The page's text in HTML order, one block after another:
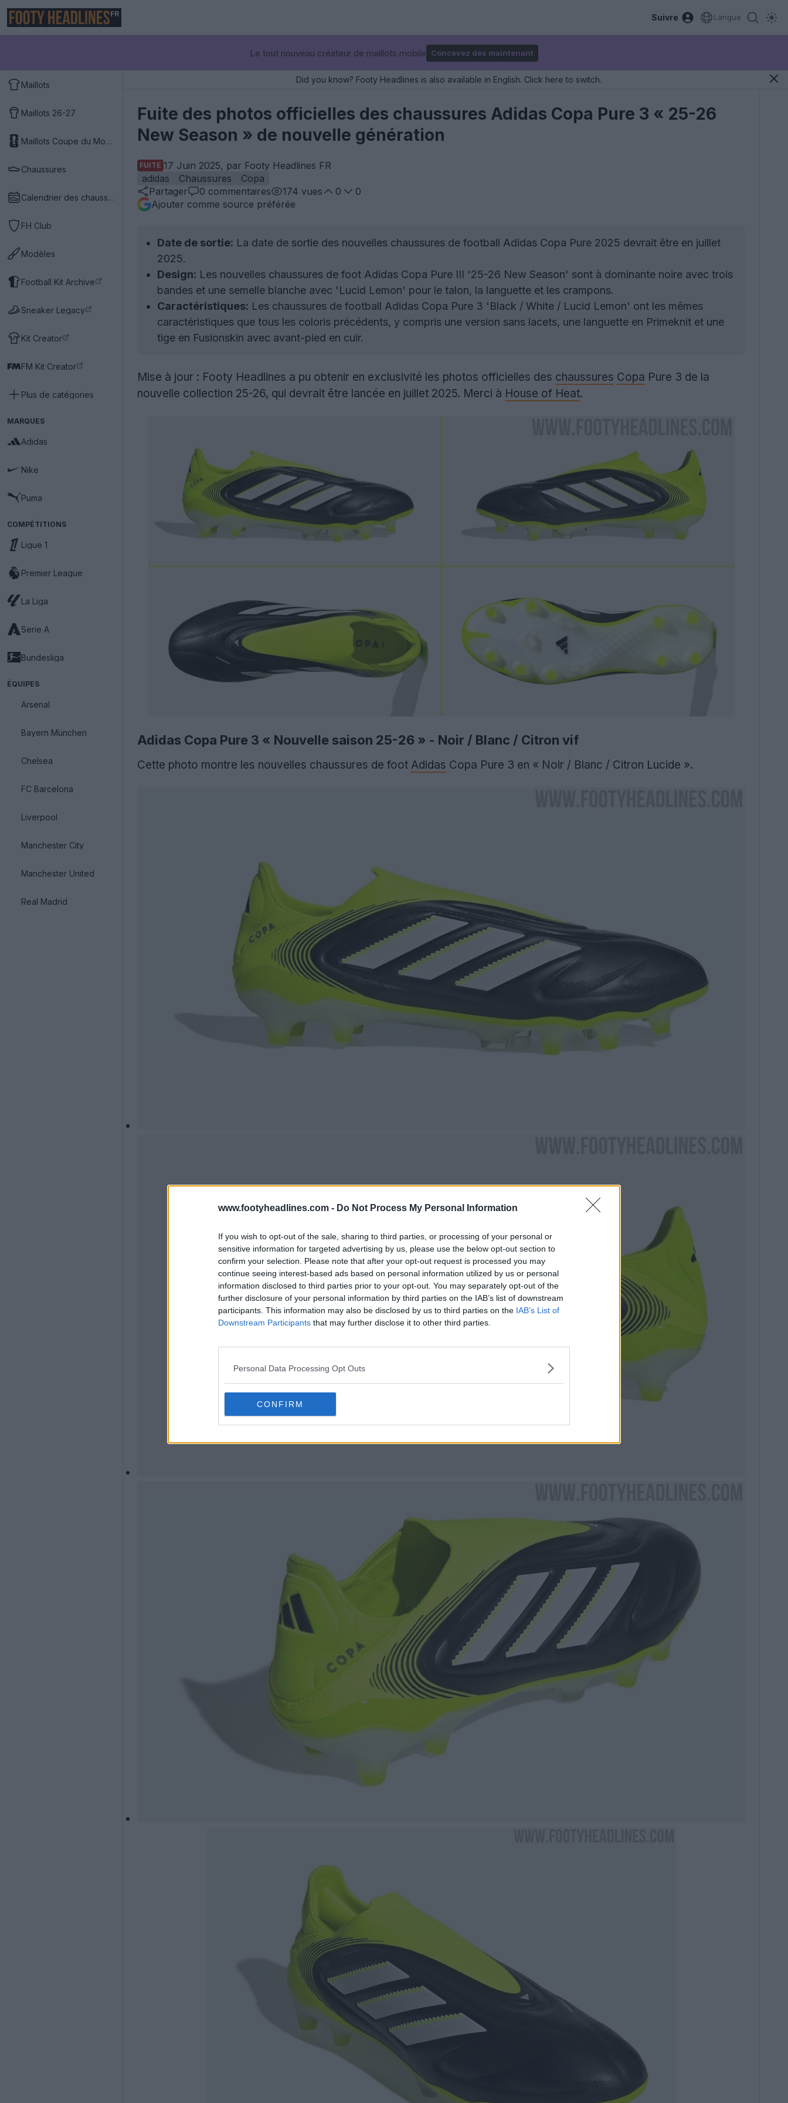
www.footyheadlines.com - Do Not Process My Personal Information
If you wish to opt-out of the sale, sharing to third parties, or processing of your personal or
sensitive information for targeted advertising by us, please use the below opt-out section to
confirm your selection. Please note that after your opt-out request is processed you may
continue seeing interest-based ads based on personal information utilized by us or personal
information disclosed to third parties prior to your opt-out. You may separately opt-out of the
further disclosure of your personal information by third parties on the IAB’s list of downstream
participants. This information may also be disclosed by us to third parties on the IAB’s List of
Downstream Participants that may further disclose it to other third parties.
Personal Data Processing Opt Outs
CONFIRM
FR Suivre Langue
Le tout nouveau créateur de maillots mobile Concevez dès maintenant
Maillots
Maillots 26-27
Maillots Coupe du Monde 2026
Chaussures
Calendrier des chaussures
FH Club
Modèles
Football Kit Archive
Sneaker Legacy
Kit Creator
FM Kit Creator
Plus de catégories
MARQUES
Adidas
Nike
Puma
COMPÉTITIONS
Ligue 1
Premier League
La Liga
Serie A
Bundesliga
ÉQUIPES
Arsenal
Bayern München
Chelsea
FC Barcelona
Liverpool
Manchester City
Manchester United
Real Madrid
Did you know? Footy Headlines is also available in English. Click here to switch.
Fuite des photos officielles des chaussures Adidas Copa Pure 3 « 25-26
New Season » de nouvelle génération
FUITE 17 Juin 2025, par Footy Headlines FR
adidas
Chaussures
Copa
Partager
0 commentaires 174 vues 0
0
Ajouter comme source préférée
Date de sortie: La date de sortie des nouvelles chaussures de football Adidas Copa Pure 2025 devrait être en juillet
2025.
Design: Les nouvelles chaussures de foot Adidas Copa Pure III '25-26 New Season' sont à dominante noire avec trois
bandes et une semelle blanche avec 'Lucid Lemon' pour le talon, la languette et les crampons.
Caractéristiques: Les chaussures de football Adidas Copa Pure 3 'Black / White / Lucid Lemon' ont les mêmes
caractéristiques que tous les coloris précédents, y compris une version sans lacets, une languette en Primeknit et une
tige en Fusionskin avec avant-pied en cuir.
Mise à jour : Footy Headlines a pu obtenir en exclusivité les photos officielles des chaussures Copa Pure 3 de la
nouvelle collection 25-26, qui devrait être lancée en juillet 2025. Merci à House of Heat.
Adidas Copa Pure 3 « Nouvelle saison 25-26 » - Noir / Blanc / Citron vif
Cette photo montre les nouvelles chaussures de foot Adidas Copa Pure 3 en « Noir / Blanc / Citron Lucide ».